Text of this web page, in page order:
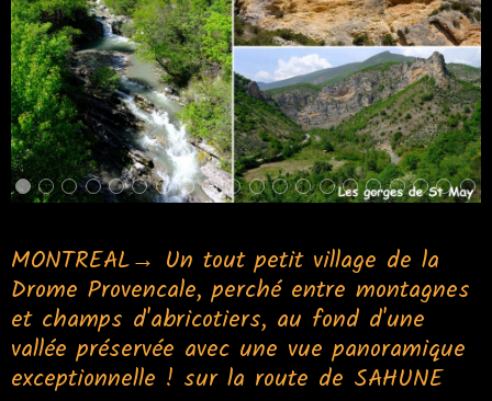
MONTREAL→ Un tout petit village de la
Drome Provencale, perché entre montagnes
et champs d'abricotiers, au fond d'une
vallée préservée avec une vue panoramique
exceptionnelle ! sur la route de SAHUNE